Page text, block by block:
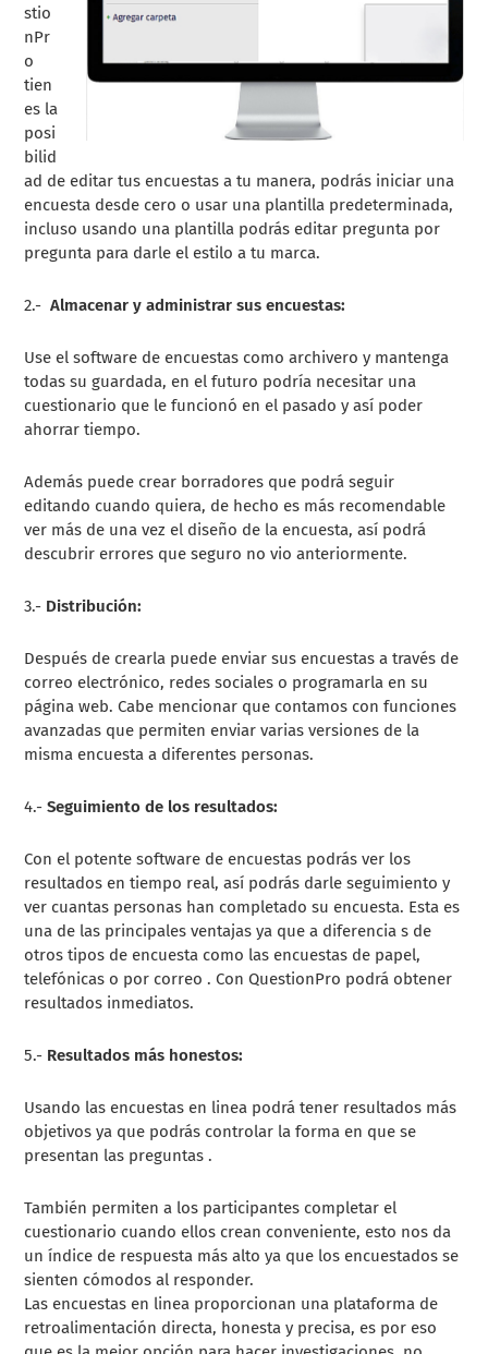
stio
nPr
o
tien
es la
posi
bilid
ad de editar tus encuestas a tu manera, podrás iniciar una
encuesta desde cero o usar una plantilla predeterminada,
incluso usando una plantilla podrás editar pregunta por
pregunta para darle el estilo a tu marca.
2.-Almacenar y administrar sus encuestas:
Use el software de encuestas como archivero y mantenga
todas su guardada, en el futuro podría necesitar una
cuestionario que le funcionó en el pasado y así poder
ahorrar tiempo.
Además puede crear borradores que podrá seguir
editando cuando quiera, de hecho es más recomendable
ver más de una vez el diseño de la encuesta, así podrá
descubrir errores que seguro no vio anteriormente.
3.- Distribución:
Después de crearla puede enviar sus encuestas a través de
correo electrónico, redes sociales o programarla en su
página web. Cabe mencionar que contamos con funciones
avanzadas que permiten enviar varias versiones de la
misma encuesta a diferentes personas.
4.-Seguimiento de los resultados:
Con el potente software de encuestas podrás ver los
resultados en tiempo real, así podrás darle seguimiento y
ver cuantas personas han completado su encuesta. Esta es
una de las principales ventajas ya que a diferencia s de
otros tipos de encuesta como las encuestas de papel,
telefónicas o por correo . Con QuestionPro podrá obtener
resultados inmediatos.
5.- Resultados más honestos:
Usando las encuestas en linea podrá tener resultados más
objetivos ya que podrás controlar la forma en que se
presentan las preguntas .
También permiten a los participantes completar el
cuestionario cuando ellos crean conveniente, esto nos da
un índice de respuesta más alto ya que los encuestados se
sienten cómodos al responder.
Las encuestas en linea proporcionan una plataforma de
retroalimentación directa, honesta y precisa, es por eso